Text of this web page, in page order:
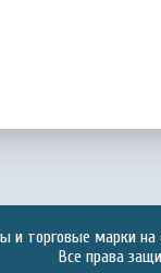
и торговые марки
Все права